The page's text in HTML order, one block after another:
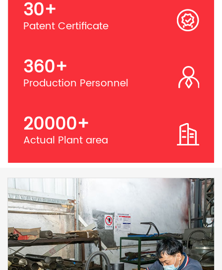
30+
Patent Certificate
360+
Production Personnel
20000+
Actual Plant area